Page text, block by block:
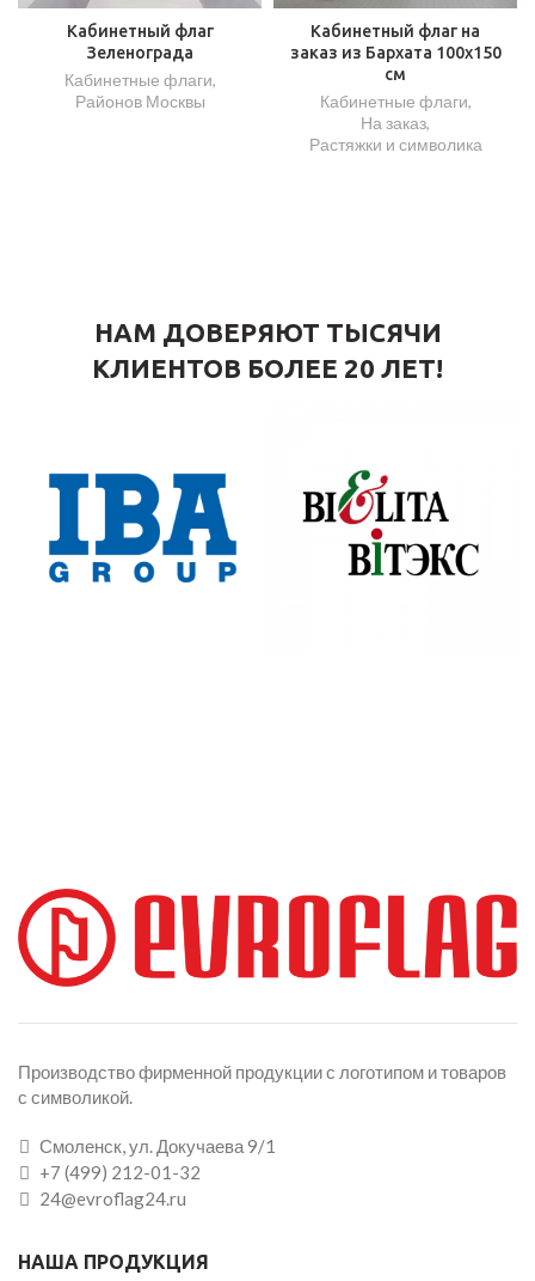
Кабинетный флаг
Зеленограда
Кабинетные флаги,
Районов Москвы
Кабинетный флаг на
заказ из Бархата 100х150
см
Кабинетные флаги,
На заказ,
Растяжки и символика
НАМ ДОВЕРЯЮТ ТЫСЯЧИ
КЛИЕНТОВ БОЛЕЕ 20 ЛЕТ!
Производство фирменной продукции с логотипом и товаров
с символикой.
Смоленск, ул. Докучаева 9/1
+7 (499) 212-01-32
24@evroflag24.ru
НАША ПРОДУКЦИЯ